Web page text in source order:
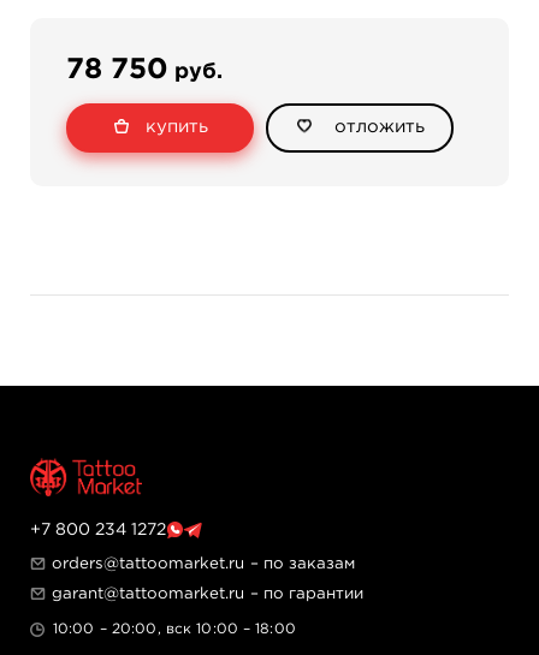
Система регулировки вылета иглы «Click» позволяет
плавно и точно настраивать глубину погружения
иглы прямо во время процедуры — поворот против
часовой стрелки уменьшает вылет, по часовой
увеличивает. Эргономичный конический grip
Подключение: Mini DC
Режим работы: непрерывный
6061 T6, анодированный
Температура эксплуатации: +10…+35°C
Габариты и вес
Длина: 116 мм
78 750 руб.
купить отложить
+7 800 234 1272
orders@tattoomarket.ru – по заказам
garant@tattoomarket.ru – по гарантии
10:00 – 20:00, вск 10:00 – 18:00